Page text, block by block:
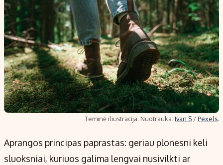
Teminė iliustracija. Nuotrauka: Ivan S /Pexels.
Aprangos principas paprastas: geriau plonesni keli
sluoksniai, kuriuos galima lengvai nusivilkti ar